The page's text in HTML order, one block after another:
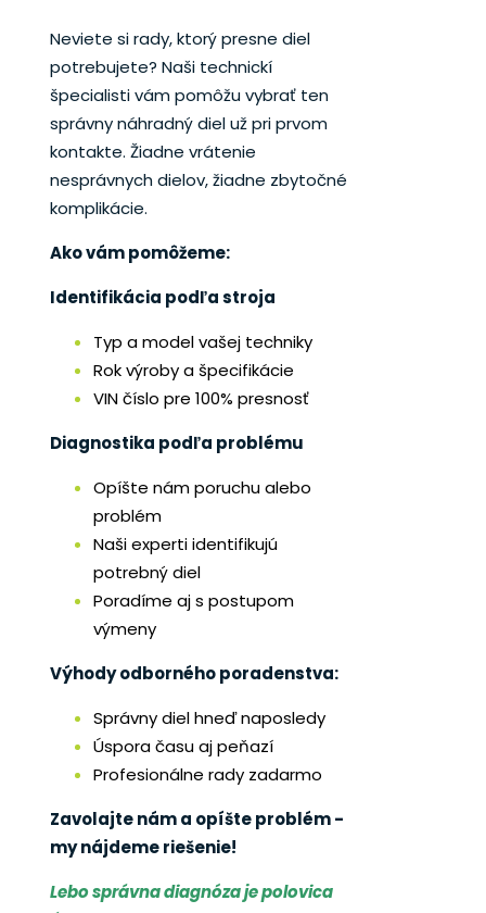
Neviete si rady, ktorý presne diel
potrebujete? Naši technickí
špecialisti vám pomôžu vybrať ten
správny náhradný diel už pri prvom
kontakte. Žiadne vrátenie
nesprávnych dielov, žiadne zbytočné
komplikácie.
Ako vám pomôžeme:
Identifikácia podľa stroja
Typ a model vašej techniky
Rok výroby a špecifikácie
VIN číslo pre 100% presnosť
Diagnostika podľa problému
Opíšte nám poruchu alebo
problém
Naši experti identifikujú
potrebný diel
Poradíme aj s postupom
výmeny
Výhody odborného poradenstva:
Správny diel hneď naposledy
Úspora času aj peňazí
Profesionálne rady zadarmo
Zavolajte nám a opíšte problém -
my nájdeme riešenie!
Lebo správna diagnóza je polovica